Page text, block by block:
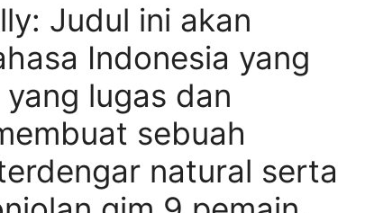
Judul ini akan
Indonesia yang
lugas dan
sebuah
natural serta